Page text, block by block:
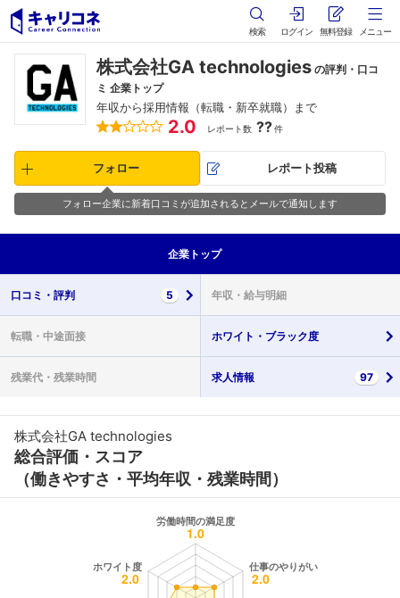
検索 ログイン 無料登録 メニュー
株式会社GA technologies の評判・口コ
ミ 企業トップ
年収から採用情報（転職・新卒就職）まで
2.0 レポート数 ??件
フォロー レポート投稿
フォロー企業に新着口コミが追加されるとメールで通知します
企業 トップ
口コミ・ 評判 5 年収・ 給与明細
転職・ 中途面接 ホワイト・ ブラック度
残業代・ 残業時間 求人情報 97
株式会社GA technologies
総合評価・スコア
（働きやすさ・平均年収・残業時間）